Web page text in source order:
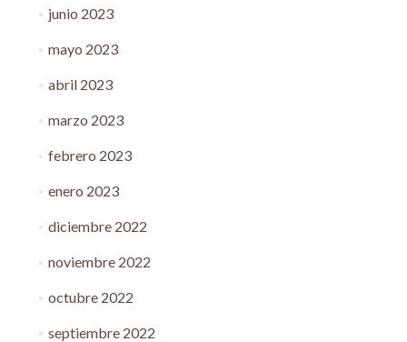
junio 2023
mayo 2023
abril 2023
marzo 2023
febrero 2023
enero 2023
diciembre 2022
noviembre 2022
octubre 2022
septiembre 2022